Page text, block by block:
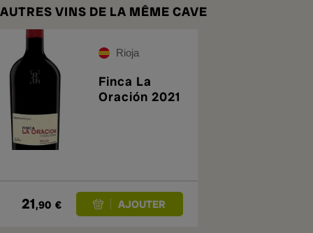
AUTRES VINS DE LA MÊME CAVE
Rioja
Finca La
Oración 2021
21,90 €